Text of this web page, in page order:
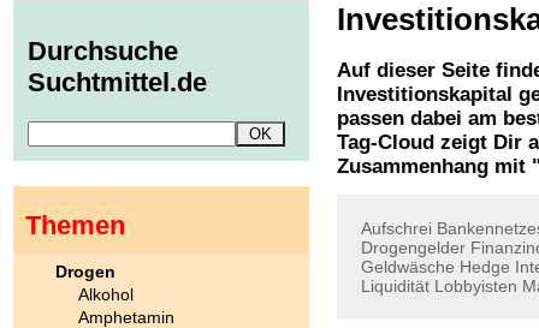
Auf dieser Seite
Investitionskapital
passen dabei am
Tag-Cloud zeigt Dir
Zusammenhang mit
Aufschrei
Drogengelder
Geldwäsche Hedge
Liquidität Lobbyisten
Durchsuche
Suchtmittel.de
Themen
Drogen
Alkohol
Amphetamin